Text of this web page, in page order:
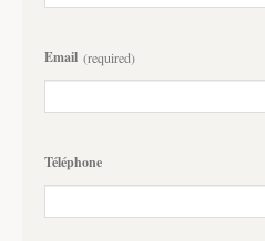
Email (required)
Téléphone